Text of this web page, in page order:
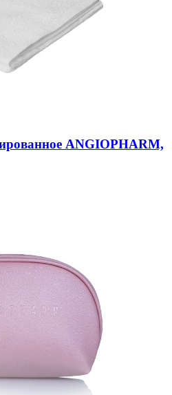
ANGIOPHARM,